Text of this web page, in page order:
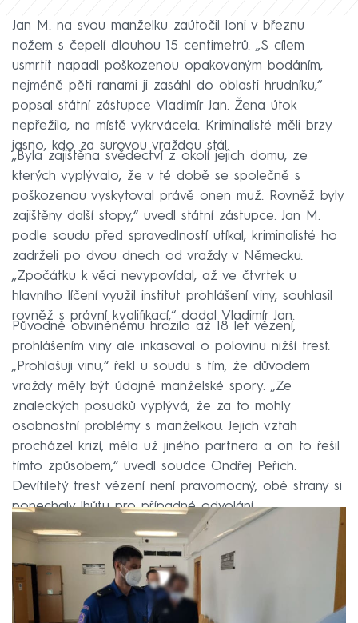
Jan M. na svou manželku zaútočil loni v březnu
nožem s čepelí dlouhou 15 centimetrů. „S cílem
usmrtit napadl poškozenou opakovaným bodáním,
nejméně pěti ranami ji zasáhl do oblasti hrudníku,“
popsal státní zástupce Vladimír Jan. Žena útok
nepřežila, na místě vykrvácela. Kriminalisté měli brzy
jasno, kdo za surovou vraždou stál.
„Byla zajištěna svědectví z okolí jejich domu, ze
kterých vyplývalo, že v té době se společně s
poškozenou vyskytoval právě onen muž. Rovněž byly
zajištěny další stopy,“ uvedl státní zástupce. Jan M.
podle soudu před spravedlností utíkal, kriminalisté ho
zadrželi po dvou dnech od vraždy v Německu.
„Zpočátku k věci nevypovídal, až ve čtvrtek u
hlavního líčení využil institut prohlášení viny, souhlasil
rovněž s právní kvalifikací,“ dodal Vladimír Jan.
Původně obviněnému hrozilo až 18 let vězení,
prohlášením viny ale inkasoval o polovinu nižší trest.
„Prohlašuji vinu,“ řekl u soudu s tím, že důvodem
vraždy měly být údajně manželské spory. „Ze
znaleckých posudků vyplývá, že za to mohly
osobnostní problémy s manželkou. Jejich vztah
procházel krizí, měla už jiného partnera a on to řešil
tímto způsobem,“ uvedl soudce Ondřej Peřich.
Devítiletý trest vězení není pravomocný, obě strany si
ponechaly lhůtu pro případné odvolání.